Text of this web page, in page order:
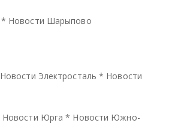
* Новости Шарыпово
Новости Электросталь * Новости
Новости Юрга * Новости Южно-